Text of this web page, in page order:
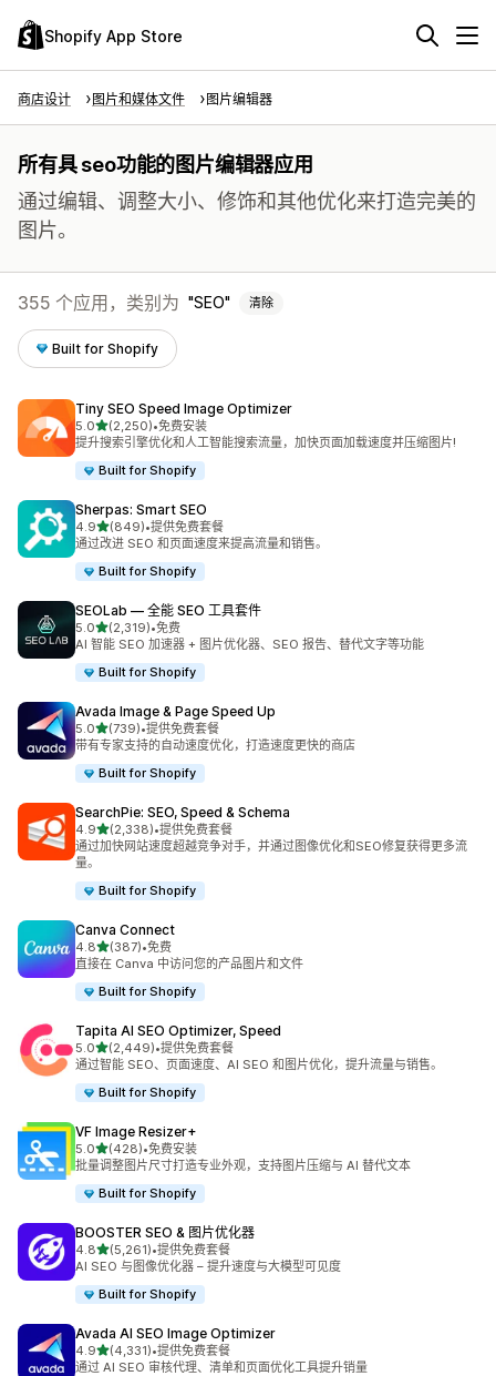
Shopify App Store
商店设计 图片和媒体文件 图片编辑器
所有具 seo功能的图片编辑器应用
通过编辑、调整大小、修饰和其他优化来打造完美的
图片。
355 个应用，类别为 SEO 清除
Built for Shopify
Tiny SEO Speed Image Optimizer
5.0星（满分 5 星）
(2,250)
总共 2250 条评论
•免费安装
提升搜索引擎优化和人工智能搜索流量，加快页面加载速度并压缩图片!
Built for Shopify
Sherpas: Smart SEO
4.9星（满分 5 星）
(849)
总共 849 条评论
•提供免费套餐
通过改进 SEO 和页面速度来提高流量和销售。
Built for Shopify
SEOLab — 全能 SEO 工具套件
5.0星（满分 5 星）
(2,319)
总共 2319 条评论
•免费
AI 智能 SEO 加速器 + 图片优化器、SEO 报告、替代文字等功能
Built for Shopify
Avada Image & Page Speed Up
5.0星（满分 5 星）
(739)
总共 739 条评论
•提供免费套餐
带有专家支持的自动速度优化，打造速度更快的商店
Built for Shopify
SearchPie: SEO, Speed & Schema
4.9星（满分 5 星）
(2,338)
总共 2338 条评论
•提供免费套餐
通过加快网站速度超越竞争对手，并通过图像优化和SEO修复获得更多流
量。
Built for Shopify
Canva Connect
4.8星（满分 5 星）
(387)
总共 387 条评论
•免费
直接在 Canva 中访问您的产品图片和文件
Built for Shopify
Tapita AI SEO Optimizer, Speed
5.0星（满分 5 星）
(2,449)
总共 2449 条评论
•提供免费套餐
通过智能 SEO、页面速度、AI SEO 和图片优化，提升流量与销售。
Built for Shopify
VF Image Resizer+
5.0星（满分 5 星）
(428)
总共 428 条评论
•免费安装
批量调整图片尺寸打造专业外观，支持图片压缩与 AI 替代文本
Built for Shopify
BOOSTER SEO & 图片优化器
4.8星（满分 5 星）
(5,261)
总共 5261 条评论
•提供免费套餐
AI SEO 与图像优化器 – 提升速度与大模型可见度
Built for Shopify
Avada AI SEO Image Optimizer
4.9星（满分 5 星）
(4,331)
总共 4331 条评论
•提供免费套餐
通过 AI SEO 审核代理、清单和页面优化工具提升销量